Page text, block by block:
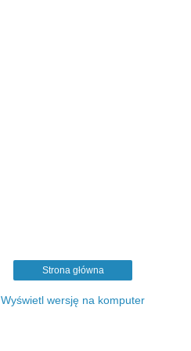
Strona główna
Wyświetl wersję na komputer